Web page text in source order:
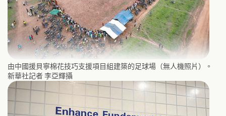
由中國援貝寧棉花技巧支援項目組建築的足球場（無人機照片）。
新華社記者 李亞輝攝